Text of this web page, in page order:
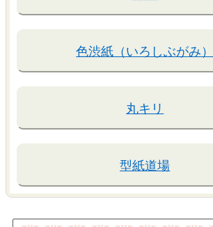
色渋紙（いろしぶがみ）
丸キリ
型紙道場